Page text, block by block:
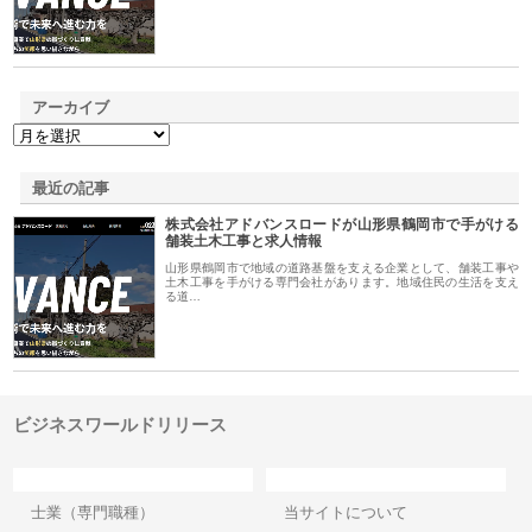
アーカイブ
最近の記事
株式会社アドバンスロードが山形県鶴岡市で手がける
舗装土木工事と求人情報
山形県鶴岡市で地域の道路基盤を支える企業として、舗装工事や
土木工事を手がける専門会社があります。地域住民の生活を支え
る道…
ビジネスワールドリリース
士業（専門職種）
当サイトについて